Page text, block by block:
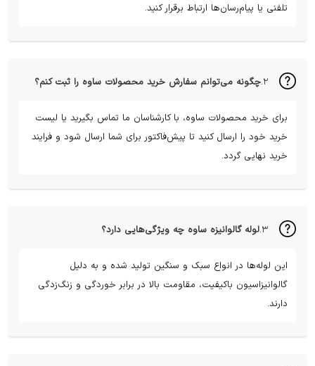
تلفنی یا پیام‌رسان‌ها ارتباط برقرار کنید.
چگونه می‌توانم سفارش خرید محصولات ساوه را ثبت کنم؟
برای خرید محصولات ساوه، با کارشناسان ما تماس بگیرید یا لیست
خرید خود را ارسال کنید تا پیش‌فاکتور برای شما ارسال شود و فرایند
خرید نهایی گردد.
لوله گالوانیزه ساوه چه ویژگی‌هایی دارد؟
این لوله‌ها در انواع سبک و سنگین تولید شده و به دلیل
گالوانیزاسیون باکیفیت، مقاومت بالا در برابر خوردگی و زنگ‌زدگی
دارند.